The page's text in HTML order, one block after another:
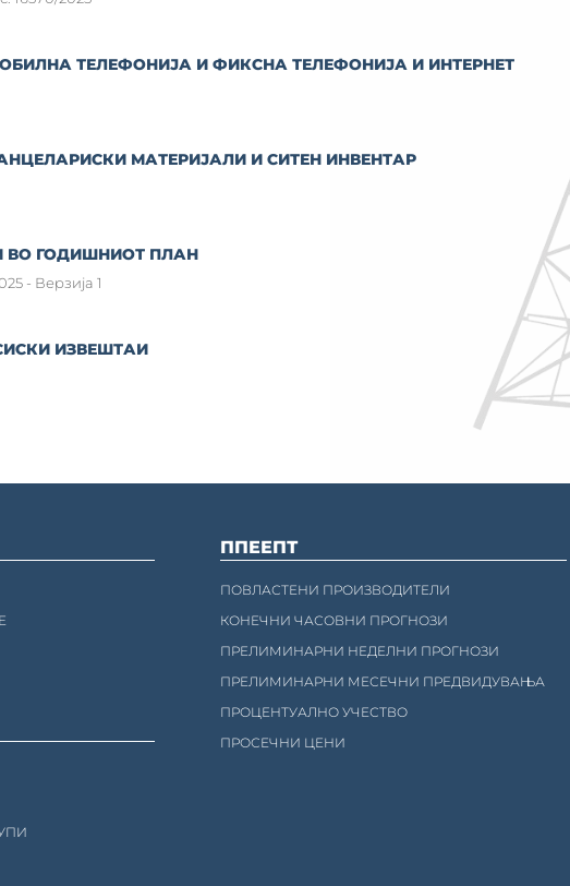
ТЕЛЕФОНИЈА И ФИКСНА ТЕЛЕФОНИЈА И ИНТЕРНЕТ
МАТЕРИЈАЛИ И СИТЕН ИНВЕНТАР
ВО ГОДИШНИОТ ПЛАН
- Верзија 1
ИЗВЕШТАИ
ППЕЕПТ
ПОВЛАСТЕНИ ПРОИЗВОДИТЕЛИ
КОНЕЧНИ ЧАСОВНИ ПРОГНОЗИ
ПРЕЛИМИНАРНИ НЕДЕЛНИ ПРОГНОЗИ
ПРЕЛИМИНАРНИ МЕСЕЧНИ ПРЕДВИДУВАЊА
ПРОЦЕНТУАЛНО УЧЕСТВО
ПРОСЕЧНИ ЦЕНИ